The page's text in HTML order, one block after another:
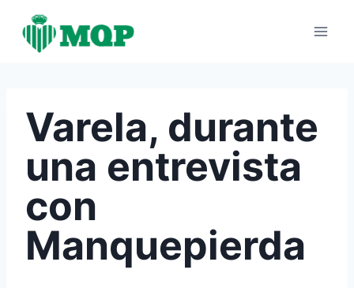
contenido
Varela, durante
una entrevista
con
Manquepierda